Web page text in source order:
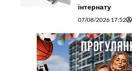
інтернату
07/08/2026 17:52